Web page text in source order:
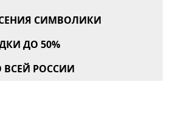
СИМВОЛИКИ
ДО 50%
ВСЕЙ РОССИИ